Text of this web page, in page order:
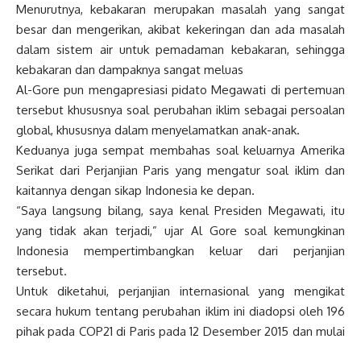
Menurutnya, kebakaran merupakan masalah yang sangat
besar dan mengerikan, akibat kekeringan dan ada masalah
dalam sistem air untuk pemadaman kebakaran, sehingga
kebakaran dan dampaknya sangat meluas
Al-Gore pun mengapresiasi pidato Megawati di pertemuan
tersebut khususnya soal perubahan iklim sebagai persoalan
global, khususnya dalam menyelamatkan anak-anak.
Keduanya juga sempat membahas soal keluarnya Amerika
Serikat dari Perjanjian Paris yang mengatur soal iklim dan
kaitannya dengan sikap Indonesia ke depan.
“Saya langsung bilang, saya kenal Presiden Megawati, itu
yang tidak akan terjadi,” ujar Al Gore soal kemungkinan
Indonesia mempertimbangkan keluar dari perjanjian
tersebut.
Untuk diketahui, perjanjian internasional yang mengikat
secara hukum tentang perubahan iklim ini diadopsi oleh 196
pihak pada COP21 di Paris pada 12 Desember 2015 dan mulai